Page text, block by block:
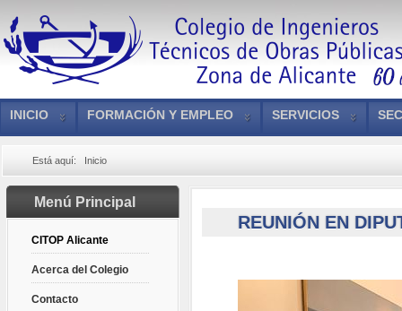
INICIO FORMACIÓN Y EMPLEO SERVICIOS
Está aquí: Inicio
Menú Principal
CITOP Alicante
Acerca del Colegio
Contacto
REUNIÓN EN